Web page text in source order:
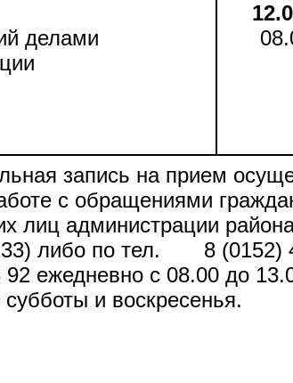
делами
запись на прием
с обращениями
лиц администрации
либо по тел. 8 (0152)
92 ежедневно с 08.00 до
и воскресенья.